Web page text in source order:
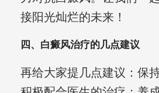
接阳光灿烂的未来！
四、白癜风治疗的几点建议
再给大家提几点建议：保